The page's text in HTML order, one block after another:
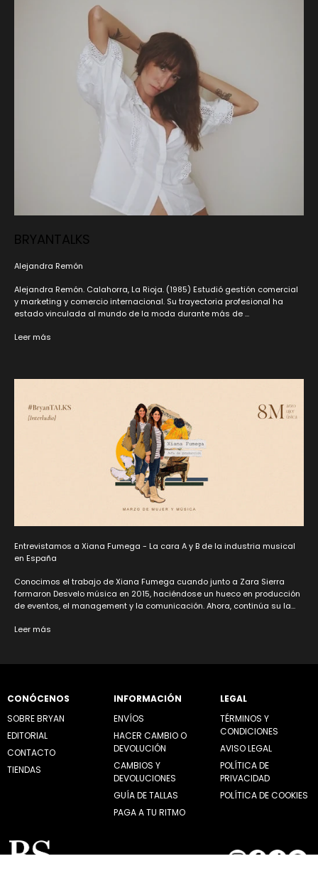
BRYANTALKS
Alejandra Remón
Alejandra Remón. Calahorra, La Rioja. (1985) Estudió gestión comercial
y marketing y comercio internacional. Su trayectoria profesional ha
estado vinculada al mundo de la moda durante más de ...
Leer más
Entrevistamos a Xiana Fumega - La cara A y B de la industria musical
en España
Conocimos el trabajo de Xiana Fumega cuando junto a Zara Sierra
formaron Desvelo música en 2015, haciéndose un hueco en producción
de eventos, el management y la comunicación. Ahora, continúa su la...
Leer más
CONÓCENOS
SOBRE BRYAN
EDITORIAL
CONTACTO
TIENDAS
INFORMACIÓN
ENVÍOS
HACER CAMBIO O
DEVOLUCIÓN
CAMBIOS Y
DEVOLUCIONES
GUÍA DE TALLAS
PAGA A TU RITMO
LEGAL
TÉRMINOS Y
CONDICIONES
AVISO LEGAL
POLÍTICA DE
PRIVACIDAD
POLÍTICA DE COOKIES